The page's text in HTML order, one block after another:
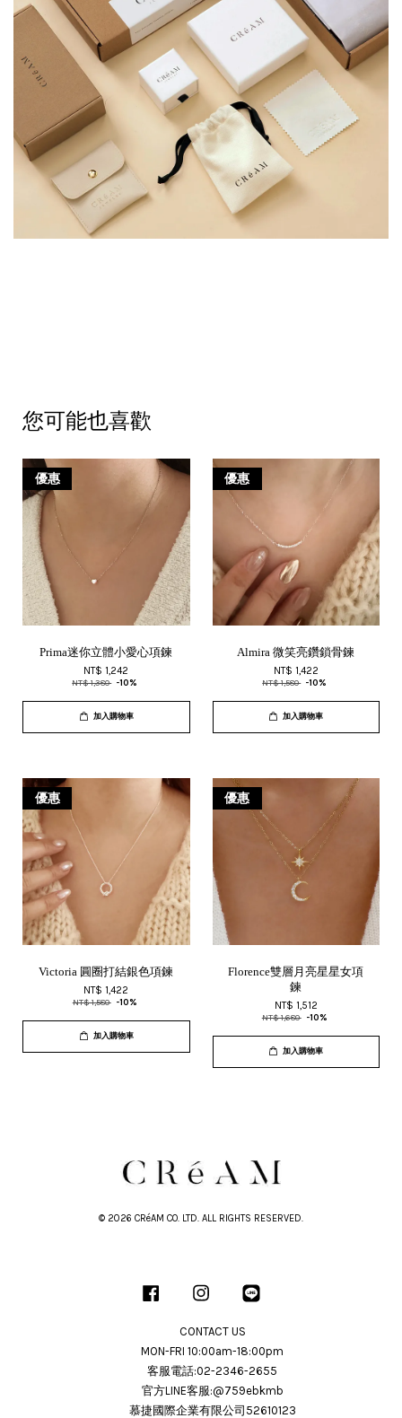
您可能也喜歡
優惠
Prima迷你立體小愛心項鍊
NT$ 1,242
NT$ 1,380 -10%
加入購物車
優惠
Almira 微笑亮鑽鎖骨鍊
NT$ 1,422
NT$ 1,580 -10%
加入購物車
優惠
Victoria 圓圈打結銀色項鍊
NT$ 1,422
NT$ 1,580 -10%
加入購物車
優惠
Florence雙層月亮星星女項
鍊
NT$ 1,512
NT$ 1,680 -10%
加入購物車
© 2026 CRéAM CO. LTD. ALL RIGHTS RESERVED.
Facebook Instagram
CONTACT US
MON-FRI 10:00am-18:00pm
客服電話:02-2346-2655
官方LINE客服:@759ebkmb
慕捷國際企業有限公司52610123